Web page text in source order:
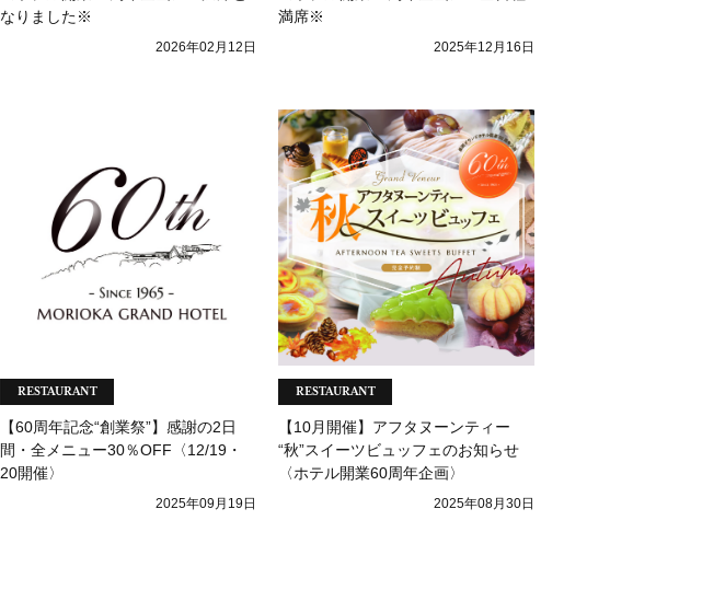
なりました※
2026年02月12日
満席※
2025年12月16日
RESTAURANT
【60周年記念“創業祭”】感謝の2日
間・全メニュー30％OFF〈12/19・
20開催〉
2025年09月19日
RESTAURANT
【10月開催】アフタヌーンティー
“秋”スイーツビュッフェのお知らせ
〈ホテル開業60周年企画〉
2025年08月30日